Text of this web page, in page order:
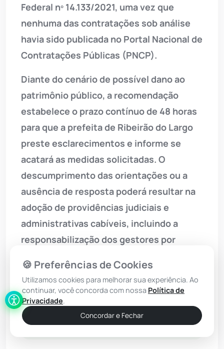
Federal nº 14.133/2021, uma vez que
nenhuma das contratações sob análise
havia sido publicada no Portal Nacional de
Contratações Públicas (PNCP).
Diante do cenário de possível dano ao
patrimônio público, a recomendação
estabelece o prazo contínuo de 48 horas
para que a prefeita de Ribeirão do Largo
preste esclarecimentos e informe se
acatará as medidas solicitadas. O
descumprimento das orientações ou a
ausência de resposta poderá resultar na
adoção de providências judiciais e
administrativas cabíveis, incluindo a
responsabilização dos gestores por
contra a Administração Pública.
🍪 Preferências de Cookies
Utilizamos cookies para melhorar sua experiência. Ao
continuar, você concorda com nossa Política de
Privacidade.
Concordar e Fechar